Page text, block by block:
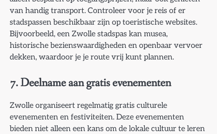
van handig transport. Controleer voor je reis of er
stadspassen beschikbaar zijn op toeristische websites.
Bijvoorbeeld, een Zwolle stadspas kan musea,
historische bezienswaardigheden en openbaar vervoer
dekken, waardoor je je route vrij kunt plannen.
7.Deelname aan gratis evenementen
Zwolle organiseert regelmatig gratis culturele
evenementen en festiviteiten. Deze evenementen
bieden niet alleen een kans om de lokale cultuur te leren